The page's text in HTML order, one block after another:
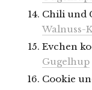
Chili und
Walnuss-
Evchen
Gugelhup
Cookie